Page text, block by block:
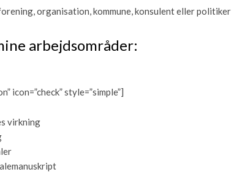
organisation, kommune, konsulent eller politiker
arbejdsområder:
icon=”check” style=”simple”]
virkning